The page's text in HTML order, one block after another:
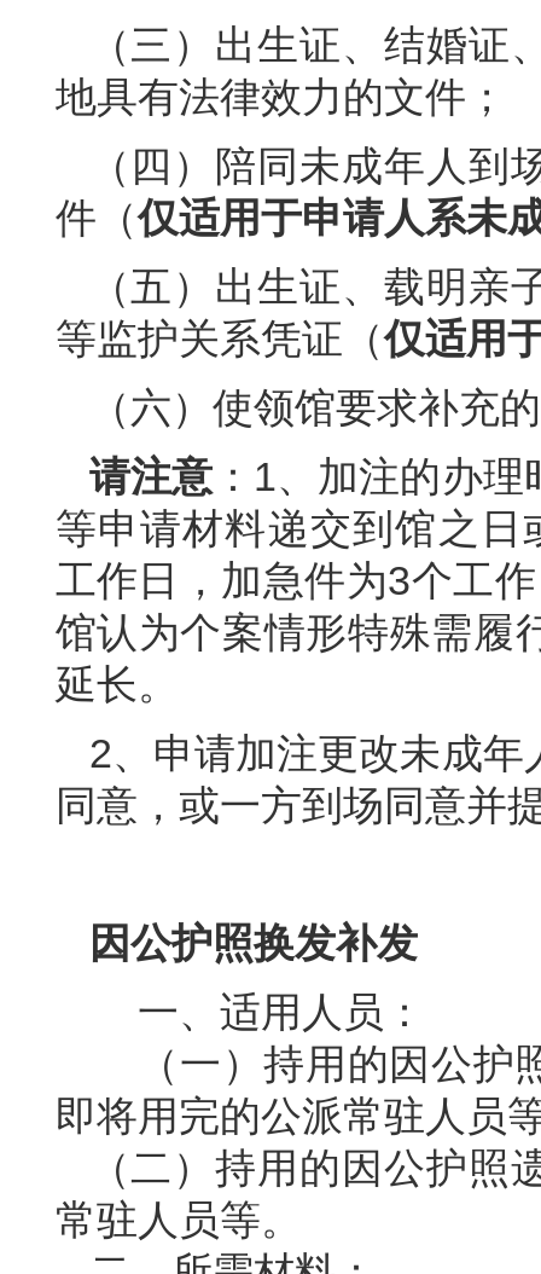
（三）出生证、结婚
地具有法律效力的文件；
（四）陪同未成年人
件（仅适用于申请人系未
（五）出生证、载明
等监护关系凭证（仅适用
（六）使领馆要求补充
请注意：1、加注的办理
等申请材料递交到馆之
工作日，加急件为3个工
馆认为个案情形特殊需履
延长。
2、申请加注更改未成
同意，或一方到场同意并
因公护照换发补发
一、适用人员：
（一）持用的因公护照
即将用完的公派常驻人员
（二）持用的因公护
常驻人员等。